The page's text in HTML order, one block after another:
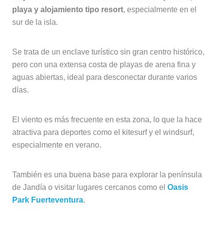
playa y alojamiento tipo resort, especialmente en el
sur de la isla.
Se trata de un enclave turístico sin gran centro histórico,
pero con una extensa costa de playas de arena fina y
aguas abiertas, ideal para desconectar durante varios
días.
El viento es más frecuente en esta zona, lo que la hace
atractiva para deportes como el kitesurf y el windsurf,
especialmente en verano.
También es una buena base para explorar la península
de Jandía o visitar lugares cercanos como el Oasis
Park Fuerteventura.